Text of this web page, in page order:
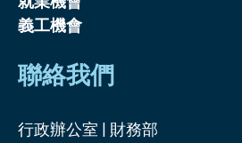
義工機會
聯絡我們
行政辦公室 | 財務部